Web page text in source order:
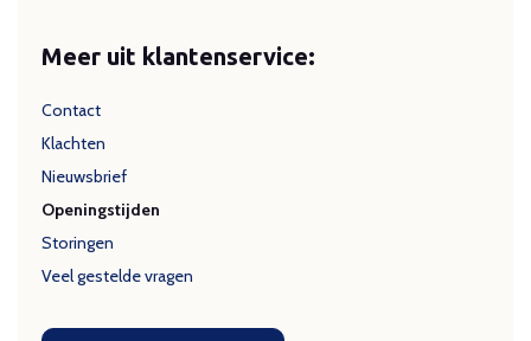
Meer uit klantenservice:
Contact
Klachten
Nieuwsbrief
Openingstijden
Storingen
Veel gestelde vragen